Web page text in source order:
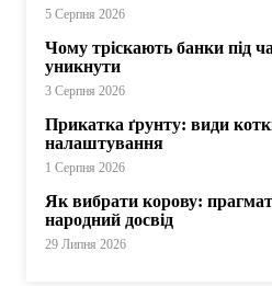
5 Серпня 2026
Чому тріскають банки під
уникнути
3 Серпня 2026
Прикатка ґрунту: види
налаштування
1 Серпня 2026
Як вибрати корову:
народний досвід
29 Липня 2026